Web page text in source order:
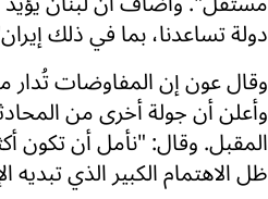
دولة تساعدنا، بما في ذلك
وقال عون إن المفاوضات تُدار
وأعلن أن جولة أخرى من
المقبل. وقال: "نأمل أن تكون
ظل الاهتمام الكبير الذي تبديه